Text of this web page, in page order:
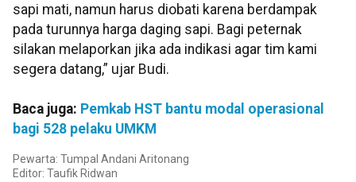
sapi mati, namun harus diobati karena berdampak
pada turunnya harga daging sapi. Bagi peternak
silakan melaporkan jika ada indikasi agar tim kami
segera datang,” ujar Budi.
Baca juga: Pemkab HST bantu modal operasional
bagi 528 pelaku UMKM
Pewarta: Tumpal Andani Aritonang
Editor: Taufik Ridwan